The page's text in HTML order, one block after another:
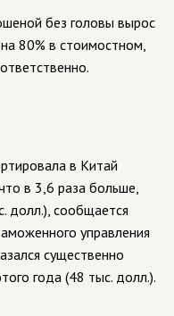
без головы вырос
80% в стоимостном,
в Китай
в 3,6 раза больше,
долл.), сообщается
управления
существенно
года (48 тыс. долл.).